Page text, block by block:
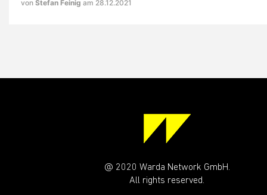
von Stefan Feinig am 28.12.2021
@ 2020 Warda Network GmbH.
All rights reserved.